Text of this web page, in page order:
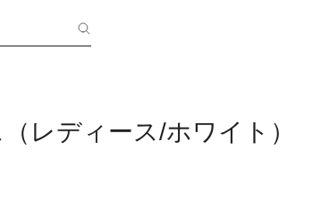
レディース/ホワイト）